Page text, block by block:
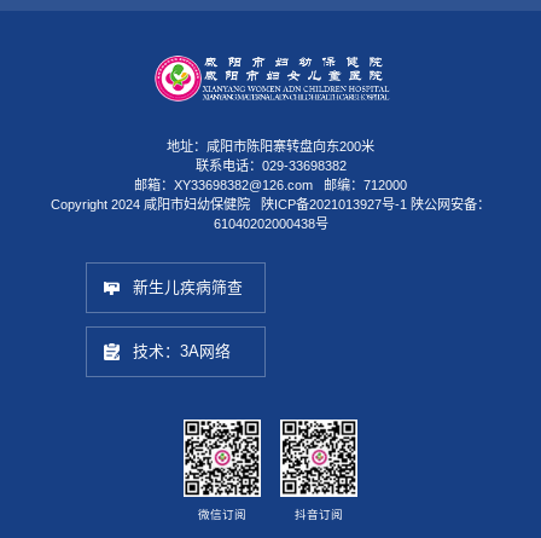
地址：咸阳市陈阳寨转盘向东200米
联系电话：029-33698382
邮箱：XY33698382@126.com 邮编：712000
Copyright 2024 咸阳市妇幼保健院
陕ICP备2021013927号-1
陕公网安备：
61040202000438号
新生儿疾病筛查
技术：3A网络
微信订阅 抖音订阅